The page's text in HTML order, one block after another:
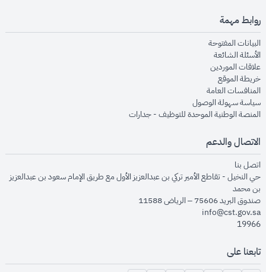
روابط مهمة
البيانات المفتوحةopens in new window
الأسئلة الشائعةopens in new window
علاقات الموردينopens in new window
خريطة الموقعopens in new window
المنافسات العامةopens in new window
سياسة سهولة الوصولopens in new window
المنصة الوطنية الموحدة للتوظيف - جداراتopens in new window
الاتصال والدعم
اتصل بنا
حي النخيل - تقاطع الأمير تركي بن عبدالعزيز الأول مع طريق الإمام سعود بن عبدالعزيز
بن محمد
صندوق البريد 75606 – الرياض 11588
info@cst.gov.sa
19966
تابعنا على